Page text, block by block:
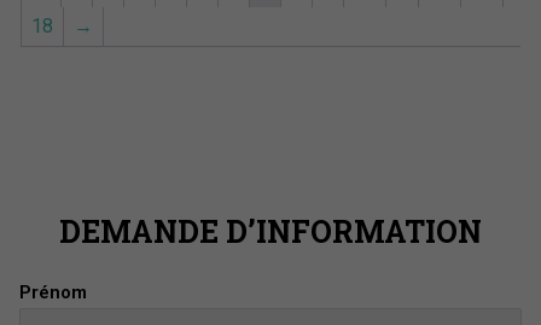
18
→
DEMANDE D’INFORMATION
Prénom